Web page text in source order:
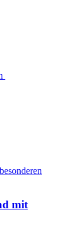
mit